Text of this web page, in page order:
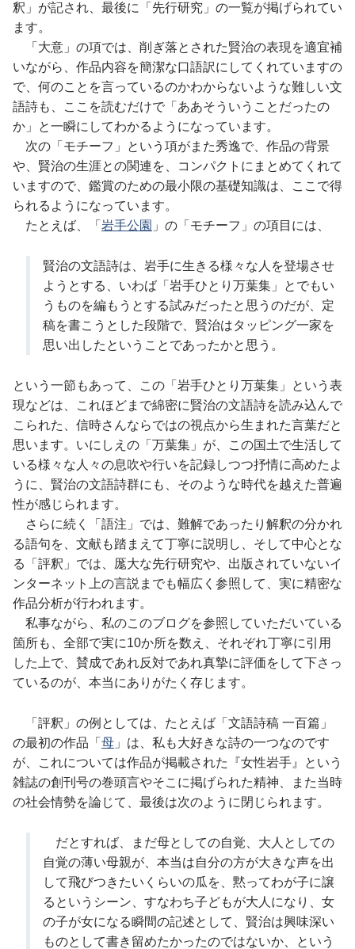
釈」が記され、最後に「先行研究」の一覧が掲げられてい
ます。
「大意」の項では、削ぎ落とされた賢治の表現を適宜補
いながら、作品内容を簡潔な口語訳にしてくれていますの
で、何のことを言っているのかわからないような難しい文
語詩も、ここを読むだけで「ああそういうことだったの
か」と一瞬にしてわかるようになっています。
次の「モチーフ」という項がまた秀逸で、作品の背景
や、賢治の生涯との関連を、コンパクトにまとめてくれて
いますので、鑑賞のための最小限の基礎知識は、ここで得
られるようになっています。
たとえば、「 岩手公園 」の「モチーフ」の項目には、
賢治の文語詩は、岩手に生きる様々な人を登場させ
ようとする、いわば「岩手ひとり万葉集」とでもい
うものを編もうとする試みだったと思うのだが、定
稿を書こうとした段階で、賢治はタッピング一家を
思い出したということであったかと思う。
という一節もあって、この「岩手ひとり万葉集」という表
現などは、これほどまで綿密に賢治の文語詩を読み込んで
こられた、信時さんならではの視点から生まれた言葉だと
思います。いにしえの「万葉集」が、この国土で生活して
いる様々な人々の息吹や行いを記録しつつ抒情に高めたよ
うに、賢治の文語詩群にも、そのような時代を越えた普遍
性が感じられます。
さらに続く「語注」では、難解であったり解釈の分かれ
る語句を、文献も踏まえて丁寧に説明し、そして中心とな
る「評釈」では、厖大な先行研究や、出版されていないイ
ンターネット上の言説までも幅広く参照して、実に精密な
作品分析が行われます。
私事ながら、私のこのブログを参照していただいている
箇所も、全部で実に10か所を数え、それぞれ丁寧に引用
した上で、賛成であれ反対であれ真摯に評価をして下さっ
ているのが、本当にありがたく存じます。
「評釈」の例としては、たとえば「文語詩稿 一百篇」
の最初の作品「 母 」は、私も大好きな詩の一つなのです
が、これについては作品が掲載された『女性岩手』という
雑誌の創刊号の巻頭言やそこに掲げられた精神、また当時
の社会情勢を論じて、最後は次のように閉じられます。
だとすれば、まだ母としての自覚、大人としての
自覚の薄い母親が、本当は自分の方が大きな声を出
して飛びつきたいくらいの瓜を、黙ってわが子に譲
るというシーン、すなわち子どもが大人になり、女
の子が女になる瞬間の記述として、賢治は興味深い
ものとして書き留めたかったのではないか、という